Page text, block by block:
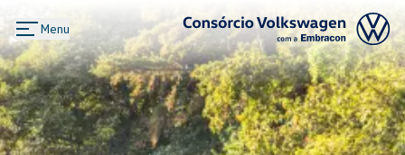
Menu
Logo Consórcio Volkswagen com a